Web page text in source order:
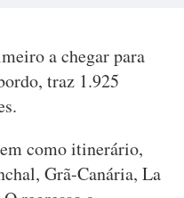
a chegar para
traz 1.925
como itinerário,
Grã-Canária, La